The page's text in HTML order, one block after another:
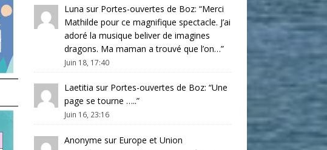
Luna sur Portes-ouvertes de Boz: “Merci
Mathilde pour ce magnifique spectacle. J’ai
adoré la musique beliver de imagines
dragons. Ma maman a trouvé que l’on…”
Juin 18, 17:40
Laetitia sur Portes-ouvertes de Boz: “Une
page se tourne …..”
Juin 16, 23:16
Anonyme sur Europe et Union